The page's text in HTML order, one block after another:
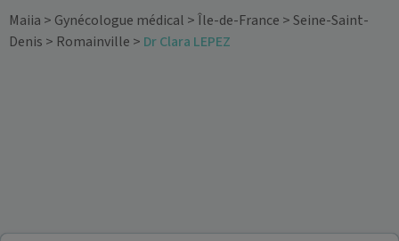
Maiia > Gynécologue médical >Île-de-France >Seine-Saint-
Denis > Romainville > Dr Clara LEPEZ